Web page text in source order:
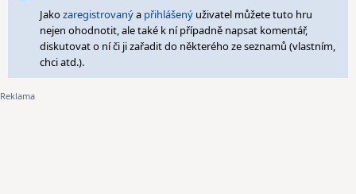
Jakozaregistrovanýa přihlášený uživatel můžete tuto hru
nejen ohodnotit, ale také k ní případně napsat komentář,
diskutovat o ní či ji zařadit do některého ze seznamů (vlastním,
chci atd.).